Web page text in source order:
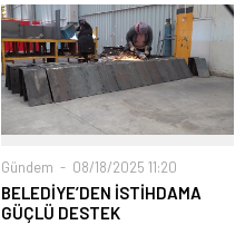
Gündem 08/18/2025 11:20
BELEDİYE’DEN İSTİHDAMA
GÜÇLÜ DESTEK